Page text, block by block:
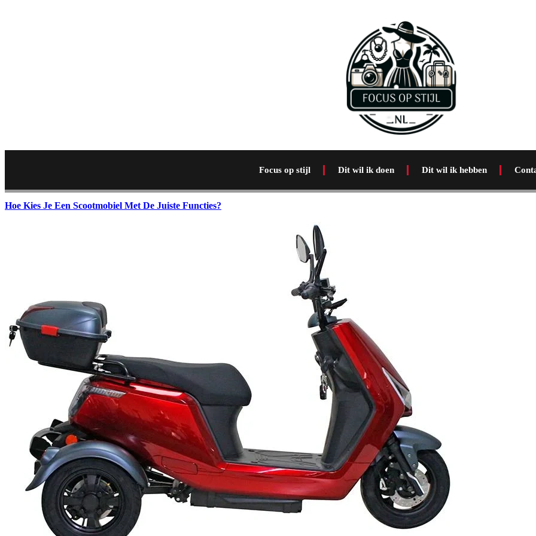
Focus op stijl Dit wil ik doen Dit wil ik hebben
Hoe Kies Je Een Scootmobiel Met De Juiste Functies?